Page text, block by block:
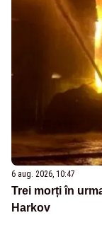
6 aug. 2026, 10:47
Trei morți în
Harkov